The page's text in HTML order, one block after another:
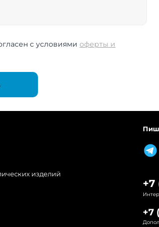
с условиямиоферты и
изделий
+7
+7